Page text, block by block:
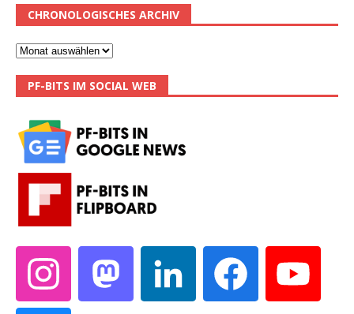
CHRONOLOGISCHES ARCHIV
PF-BITS IM SOCIAL WEB